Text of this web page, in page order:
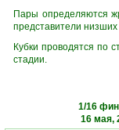
Пары определяются
представители
Кубки проводятся по
стадии.
1/16
16 мая,